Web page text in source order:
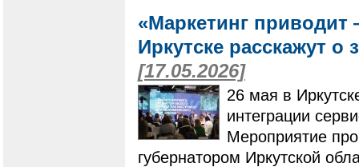
«Маркетинг
Иркутске расскажут о
[17.05.2026]
26 мая в
интеграции
Мероприятие
губернатором Иркутской